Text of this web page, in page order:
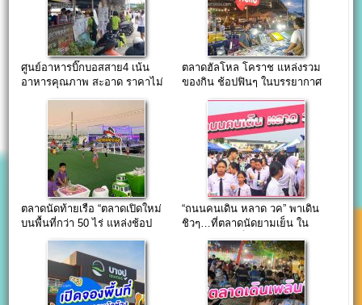
ศูนย์อาหารบิ๊กบอสสาย4 เน้น
อาหารคุณภาพ สะอาด ราคาไม่
ตลาดฮัลโหล โคราช แหล่งรวม
ของกิน ช้อปฟินๆ ในบรรยากาศ
ตลาดนัดท้ายเรือ “ตลาดเปิดใหม่
บนพื้นที่กว่า 50 ไร่ แหล่งช้อป
แห่งใหม่เมืองสมุทรปราการ”
“ถนนคนเดิน​ หลาด​ วค” พา​เดิน
ชิวๆ…ที่ตลาดนัดยามเย็น ใน